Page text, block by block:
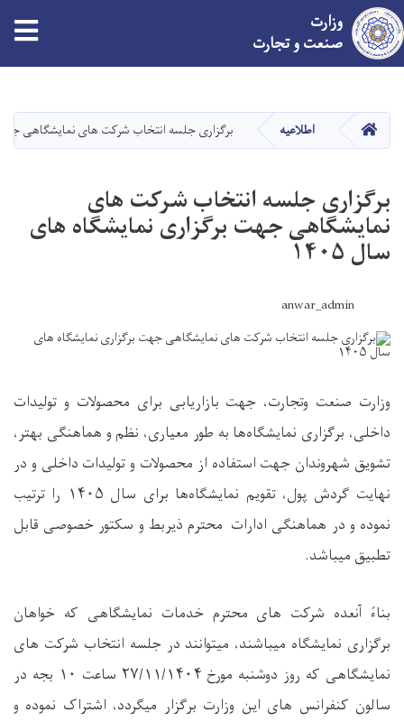
main
content
وزارت
صنعت و تجارت
HOME اطلاعیه برگزاری جلسه انتخاب شرکت های نمایشگاهی جهت
برگزاری جلسه انتخاب شرکت های
نمایشگاهی جهت برگزاری نمایشگاه های
سال ‍۱۴۰۵
anwar_admin
وزارت صنعت وتجارت، جهت بازاریابی برای محصولات و تولیدات
داخلی، برگزاری نمایشگاه‌ها به طور معیاری، نظم و هماهنگی بهتر،
تشویق شهروندان جهت استفاده از محصولات و تولیدات داخلی و در
نهایت گردش پول، تقویم نمایشگاه‌ها برای سال ۱۴۰۵ را ترتیب
نموده و در هماهنگی ادارات محترم ذیربط و سکتور خصوصی قابل
تطبیق میباشد.
بناءً‌ آنعده شرکت های محترم خدمات نمایشگاهی که خواهان
برگزاری نمایشگاه میباشند، میتوانند در جلسه انتخاب شرکت های
نمایشگاهی که روز دوشنبه مورخ ۲۷/۱۱/۱۴۰۴ ساعت ۱۰ بجه در
سالون کنفرانس های این وزارت برگزار میگردد، اشتراک نموده و